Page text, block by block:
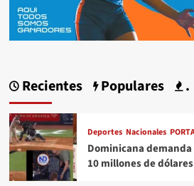
Recientes Populares .
Deportes Nacionales
Dominicana demanda
10 millones de dólares